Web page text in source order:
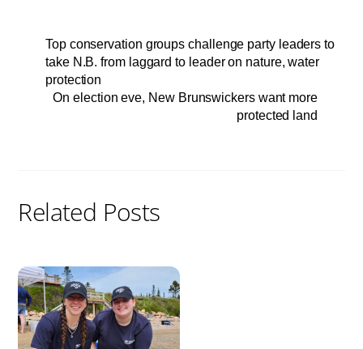
Top conservation groups challenge party leaders to
take N.B. from laggard to leader on nature, water
protection
On election eve, New Brunswickers want more
protected land
Related Posts